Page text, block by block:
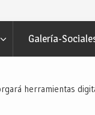
Galería-
herramientas